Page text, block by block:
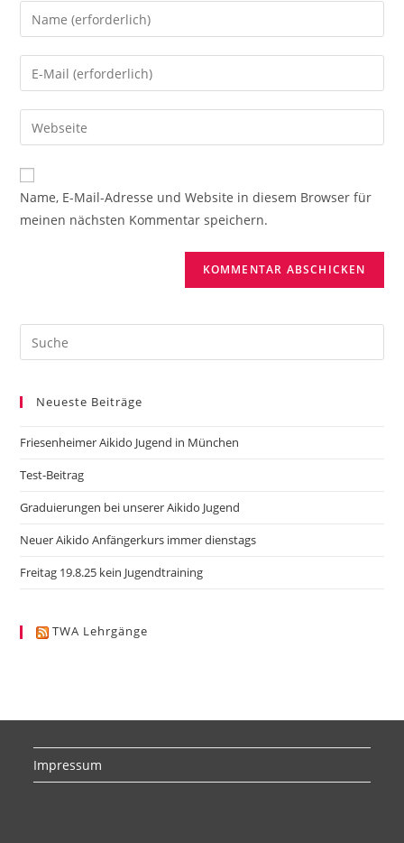
Gib
deinen
Namen
oder
zum
Kommentieren
ein
Gib
deine
E-
Mail-
zum
Kommentieren
ein
Gib
deine
Website-
URL
Name, E-Mail-Adresse und Website in diesem Browser für
meinen nächsten Kommentar speichern.
Search
this
Neueste Beiträge
Friesenheimer Aikido Jugend in München
Test-Beitrag
Graduierungen bei unserer Aikido Jugend
Neuer Aikido Anfängerkurs immer dienstags
Freitag 19.8.25 kein Jugendtraining
TWA Lehrgänge
Impressum